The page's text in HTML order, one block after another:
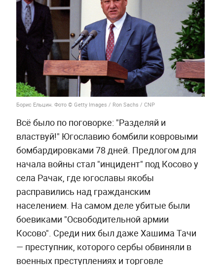
Борис Ельцин. Фото © Getty Images / Ron Sachs / CNP
Всё было по поговорке: "Разделяй и
властвуй!" Югославию бомбили ковровыми
бомбардировками 78 дней. Предлогом для
начала войны стал "инцидент" под Косово у
села Рачак, где югославы якобы
расправились над гражданским
населением. На самом деле убитые были
боевиками "Освободительной армии
Косово". Среди них был даже Хашима Тачи
— преступник, которого сербы обвиняли в
военных преступлениях и торговле